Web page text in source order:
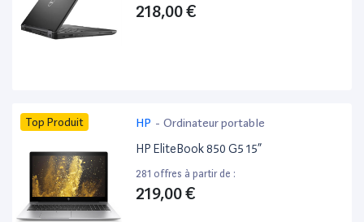
218,00 €
Top Produit HP - Ordinateur portable
HP EliteBook 850 G5 15”
281 offres à partir de :
219,00 €